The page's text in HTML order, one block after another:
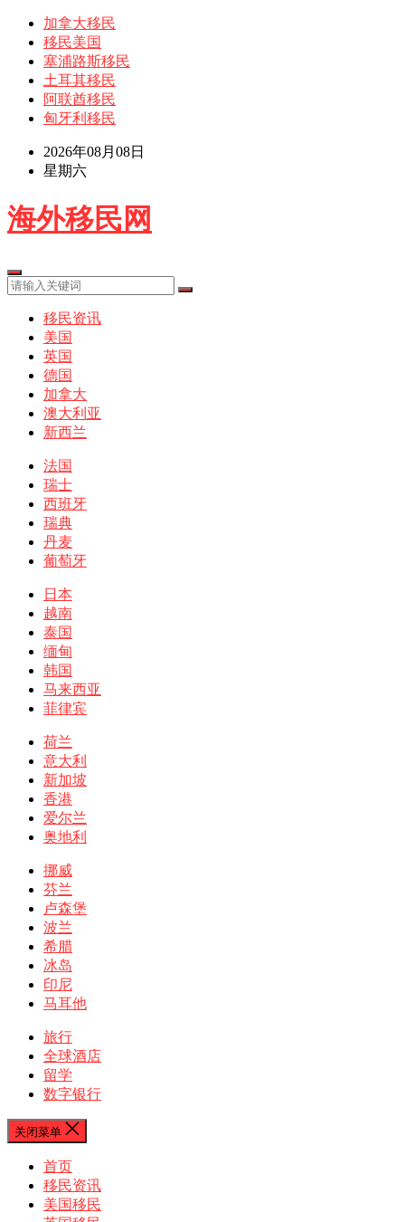
加拿大移民
移民美国
塞浦路斯移民
土耳其移民
阿联酋移民
匈牙利移民
2026年08月08日
星期六
海外移民网
移民资讯
美国
英国
德国
加拿大
澳大利亚
新西兰
法国
瑞士
西班牙
瑞典
丹麦
葡萄牙
日本
越南
泰国
缅甸
韩国
马来西亚
菲律宾
荷兰
意大利
新加坡
香港
爱尔兰
奥地利
挪威
芬兰
卢森堡
波兰
希腊
冰岛
印尼
马耳他
旅行
全球酒店
留学
数字银行
关闭菜单
首页
移民资讯
美国移民